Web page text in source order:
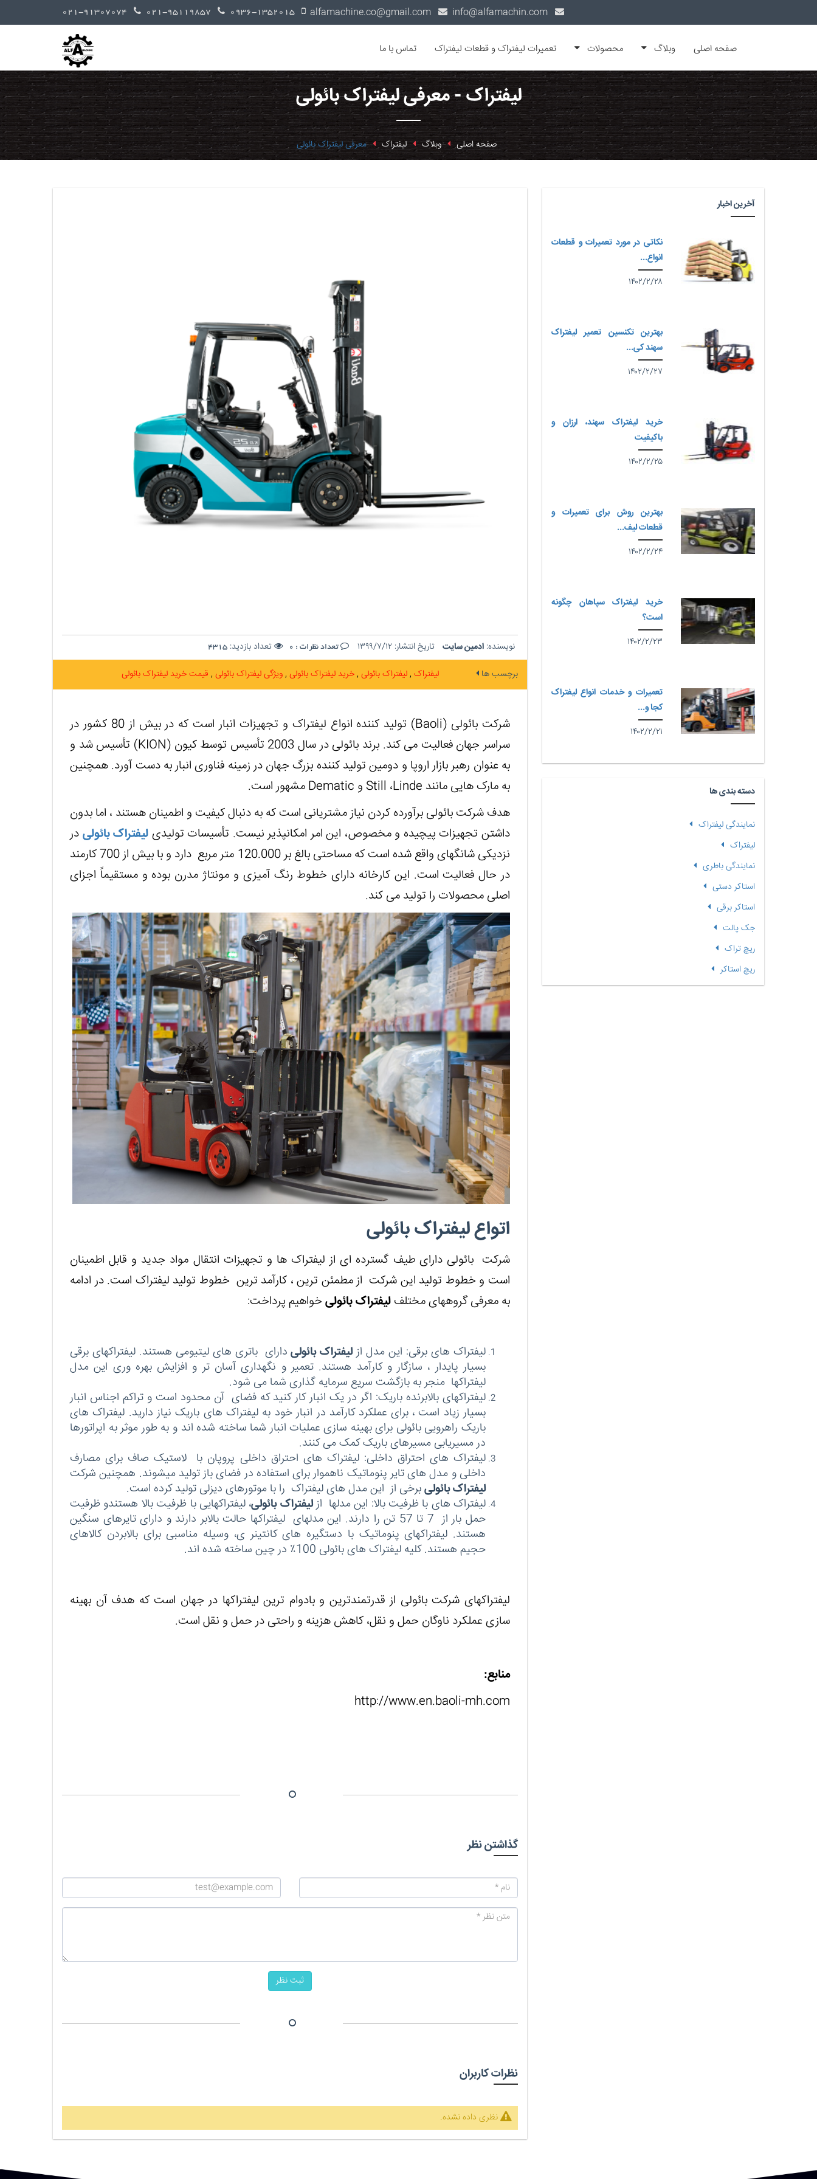
صفحه اصلی وبلاگ محصولات تعمیرات لیفتراک و قطعات لیفتراک تماس با ما
لیفتراک - معرفی لیفتراک بائولی
صفحه اصلی وبلاگ لیفتراک معرفی لیفتراک بائولی
نویسنده: ادمین سایت تاریخ انتشار: ۱۳۹۹/۷/۱۲ تعداد نظرات : 0 تعداد بازدید: 4315
برچسب ها لیفتراک لیفتراک بائولی خرید لیفتراک بائولی ویژگی لیفتراک بائولی قیمت خرید لیفتراک بائولی
شرکت بائولی (Baoli
) تولید کننده انواع لیفتراک و تجهیزات انبار است که در بیش از 80 کشور در
سراسر جهان فعالیت می کند. برند بائولی در سال 2003 تأسیس توسط کیون (
KION) تأسیس شد و
به عنوان رهبر بازار اروپا و دومین تولید کننده بزرگ جهان در زمینه فناوری انبار به دست آورد. همچنین
به مارک هایی مانند Linde، Stillو Dematicمشهور است.
هدف شرکت بائولی برآورده کردن نیاز مشتریانی است که به دنبال کیفیت و اطمینان هستند ، اما بدون
داشتن تجهیزات پیچیده و مخصوص، این امر امکان‏پذیر نیست. تأسیسات تولیدیلیفتراک بائولیدر
نزدیکی شانگهای واقع شده است که مساحتی بالغ بر 120.000 متر مربع دارد و با بیش از 700 کارمند
در حال فعالیت است. این کارخانه دارای خطوط رنگ آمیزی و مونتاژ مدرن بوده و مستقیماً اجزای
اصلی محصولات را تولید می کند.
اتواع لیفتراک بائولی
شرکت بائولی دارای طیف گسترده ای از لیفتراک ها و تجهیزات انتقال مواد جدید و قابل اطمینان
است و خطوط تولید این شرکت از مطمئن ترین ، کارآمد ترین خطوط تولید لیفتراک است. در ادامه
به معرفی گروه‏های مختلفلیفتراک بائولیخواهیم پرداخت:
لیفتراک های برقی: این مدل از لیفتراک بائولیدارای باتری های لیتیومی هستند. لیفتراکهای برقی
بسیار پایدار ، سازگار و کارآمد هستند. تعمیر و نگهداری آسان تر و افزایش بهره وری این مدل
لیفتراک‏ها منجر به بازگشت سریع سرمایه گذاری شما می شود.
لیفتراک‏های بالابرنده باریک: اگر در یک انبار کار کنید که فضای آن محدود است و تراکم اجناس انبار
بسیار زیاد است ، برای عملکرد کارآمد در انبار خود به لیفتراک های باریک نیاز دارید. لیفتراک های
باریک راهرویی بائولی برای بهینه سازی عملیات انبار شما ساخته شده اند و به طور موثر به اپراتورها
در مسیریابی مسیرهای باریک کمک می کنند.
لیفتراک های احتراق داخلی: لیفتراک های احتراق داخلی پروپان با لاستیک صاف برای مصارف
داخلی و مدل های تایر پنوماتیک ناهموار برای استفاده در فضای باز تولید می‏شوند. همچنین شرکت
لیفتراک بائولیبرخی از این مدل های لیفتراک را با موتورهای دیزلی تولید کرده است.
لیفتراک های با ظرفیت بالا: این مدل‏ها ازلیفتراک‏ بائولی، لیفتراکهایی با ظرفیت بالا هستندو ظرفیت
حمل بار از 7 تا 57 تن را دارند. این مدلهای لیفتراک‏ها حالت بالابر دارند و دارای تایرهای سنگین
هستند. لیفتراکهای پنوماتیک با دستگیره های کانتینر ی، وسیله مناسبی برای بالابردن کالاهای
حجیم هستند. کلیه لیفتراک های بائولی 100٪ در چین ساخته شده اند.
لیفتراک‏های شرکت بائولی از قدرتمندترین و بادوام ترین لیفتراک‏ها در جهان است که هدف آن بهینه
سازی عملکرد ناوگان حمل و نقل، کاهش هزینه و راحتی در حمل و نقل است.
منابع:
http://www.en.baoli-mh.com
گذاشتن نظر
ثبت نظر
نظرات کاربران
نظری داده نشده.
آخرین اخبار
نکاتی در مورد تعمیرات و قطعات
انواع...
۱۴۰۲/۲/۲۸
بهترین تکنسین تعمیر لیفتراک
سهند کی...
۱۴۰۲/۲/۲۷
خرید لیفتراک سهند، ارزان و
باکیفیت
۱۴۰۲/۲/۲۵
بهترین روش برای تعمیرات و
قطعات لیف...
۱۴۰۲/۲/۲۴
خرید لیفتراک سپاهان چگونه
است؟
۱۴۰۲/۲/۲۳
تعمیرات و خدمات انواع لیفتراک
کجا و...
۱۴۰۲/۲/۲۱
دسته بندی ها
نمایندگی لیفتراک
لیفتراک
نمایندگی باطری
استاکر دستی
استاکر برقی
جک پالت
ریچ تراک
ریچ استاکر